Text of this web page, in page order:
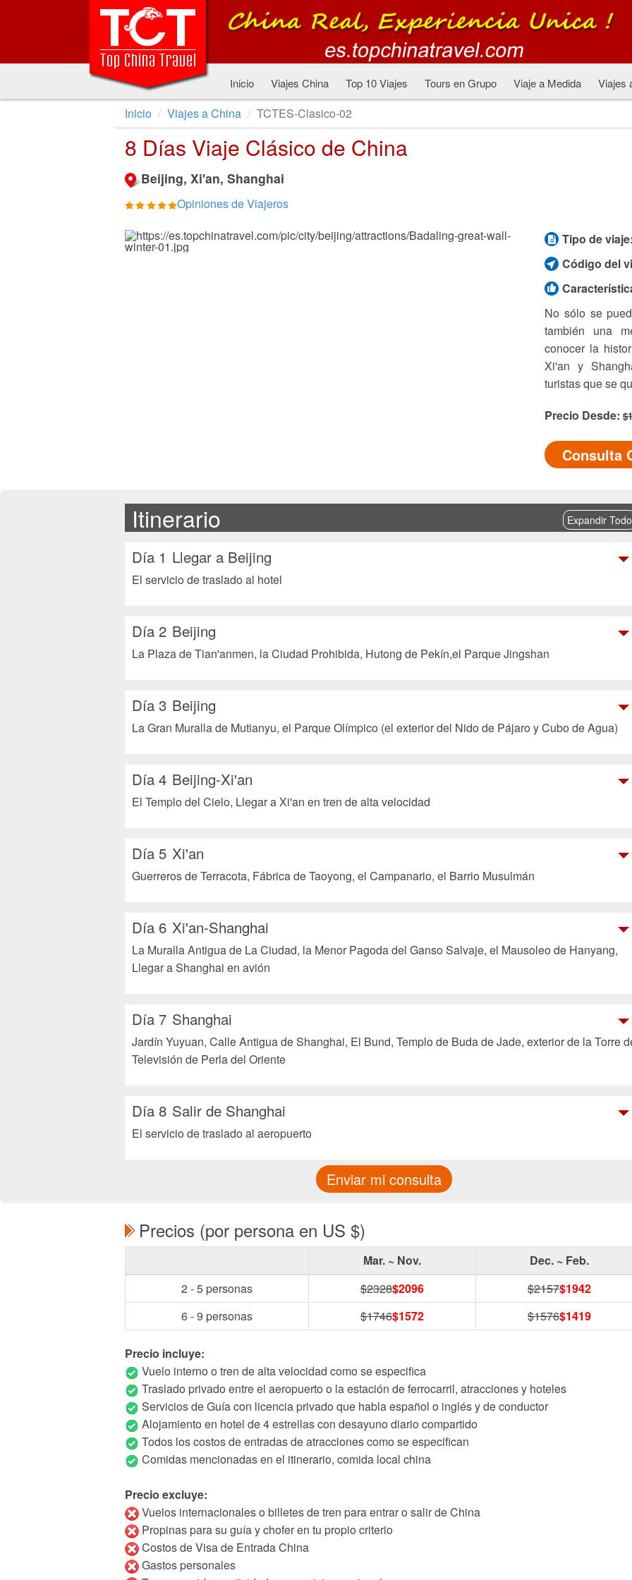
Inicio Viajes China Top 10 Viajes Tours en Grupo Viaje a Medida Viajes
Inicio Viajes a China TCTES-Clasico-02
8 Días Viaje Clásico de China
Beijing, Xi'an, Shanghai
Opiniones de Viajeros
Tipo de
Código del
No sólo se
también una
conocer la
Xi'an y
turistas que se
Precio Desde:
Consulta
Itinerario Expandir Todo
Día 1 Llegar a Beijing
El servicio de traslado al hotel
Día 2 Beijing
La Plaza de Tian'anmen, la Ciudad Prohibida, Hutong de Pekín,el Parque Jingshan
Día 3 Beijing
La Gran Muralla de Mutianyu, el Parque Olímpico (el exterior del Nido de Pájaro y Cubo de Agua)
Día 4 Beijing-Xi'an
El Templo del Cielo, Llegar a Xi'an en tren de alta velocidad
Día 5 Xi'an
Guerreros de Terracota, Fábrica de Taoyong, el Campanario, el Barrio Musulmán
Día 6 Xi'an-Shanghai
La Muralla Antigua de La Ciudad, la Menor Pagoda del Ganso Salvaje, el Mausoleo de Hanyang,
Llegar a Shanghai en avión
Día 7 Shanghai
Jardín Yuyuan, Calle Antigua de Shanghai, El Bund, Templo de Buda de Jade, exterior de la Torre
Televisión de Perla del Oriente
Día 8 Salir de Shanghai
El servicio de traslado al aeropuerto
Enviar mi consulta
Precios (por persona en US $)
Mar. ~ Nov.
Dec. ~ Feb.
2 - 5 personas
$2328$2096 $2157$1942
6 - 9 personas
$1746$1572 $1576$1419
Precio incluye:
Vuelo interno o tren de alta velocidad como se especifica
Traslado privado entre el aeropuerto o la estación de ferrocarril, atracciones y hoteles
Servicios de Guía con licencia privado que habla español o inglés y de conductor
Alojamiento en hotel de 4 estrellas con desayuno diario compartido
Todos los costos de entradas de atracciones como se especifican
Comidas mencionadas en el itinerario, comida local china
Precio excluye:
Vuelos internacionales o billetes de tren para entrar o salir de China
Propinas para su guía y chofer en tu propio criterio
Costos de Visa de Entrada China
Gastos personales